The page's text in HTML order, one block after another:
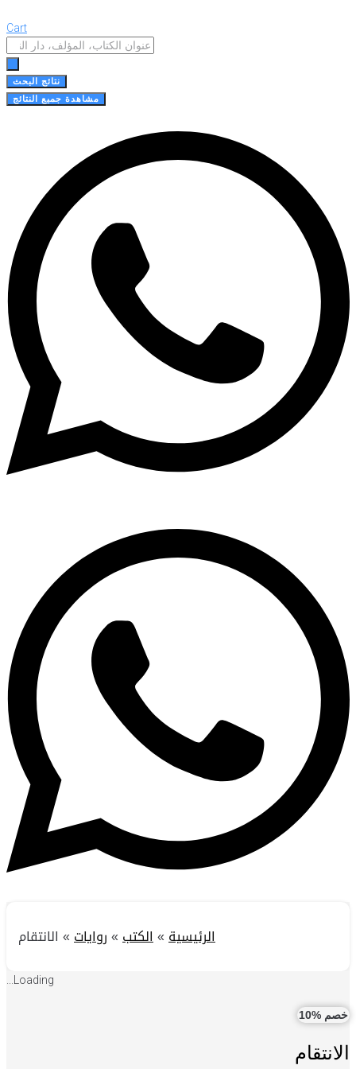
Cart
Search
نتائج البحث
مشاهدة جميع النتائج
الرئيسية»الكتب»روايات» الانتقام
Loading...
خصم %10
الانتقام